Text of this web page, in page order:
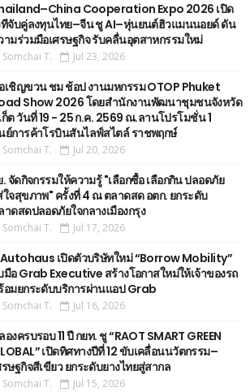
Cooperation Expo 2026 เปิด
ทีจับคู่ลงทุนไทย–จีน ชู AI–หุ่นยนต์ฮิวแมนนอยด์ ดัน
ามร่วมมือเศรษฐกิจ รับคลื่นอุตสาหกรรมใหม่
Somchai T. Jul 23, 2026
เชิญขวน ชม ช้อป งานมหกรรม OTOP Phuket
Show 2026 โดยสำนักงานพัฒนาชุมชนจังหวัด
ก็ต วันที่ 19 - 25 ก.ค. 2569 ณ.ลานโปรโมชั่น 1
ย์การค้าโรบินสันไลฟ์สไตล์ ราชพฤกษ์
Somchai T. Jul 20, 2026
. จัดกิจกรรมให้ความรู้ "เลือกซื้อ เลือกกิน ปลอดภัย
ใจสุขภาพ" ครั้งที่ 4 ณ ตลาดสด อตก. ยกระดับ
าดสดปลอดภัยใจกลางเมืองกรุง
Somchai T. Jul 17, 2026
Autohaus เปิดตัวบริษัทใหม่ “Borrow Mobility”
มือ Grab Executive สร้างโอกาสใหม่ให้เจ้าของรถ
อมยกระดับบริการผ่านแอป Grab
Somchai T. Jul 16, 2026
องครบรอบ 11 ปี กยท. ชู “RAOT SMART GREEN
เปิดทิศทางปีที่ 12 ขับเคลื่อนนวัตกรรม–
รษฐกิจสีเขียว ยกระดับยางไทยสู่สากล
Somchai T. Jul 15, 2026